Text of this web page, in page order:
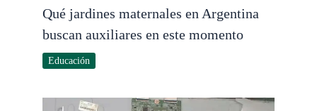
Qué jardines maternales en Argentina
buscan auxiliares en este momento
Educación